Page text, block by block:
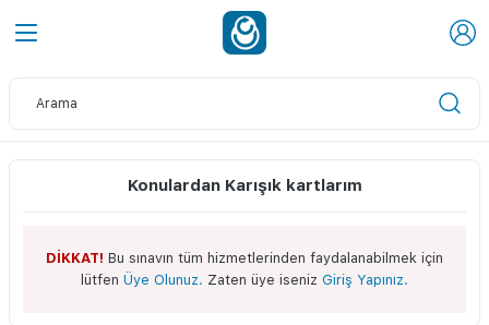
Konulardan Karışık kartlarım
DİKKAT! Bu sınavın tüm hizmetlerinden faydalanabilmek için
lütfen Üye Olunuz. Zaten üye iseniz Giriş Yapınız.